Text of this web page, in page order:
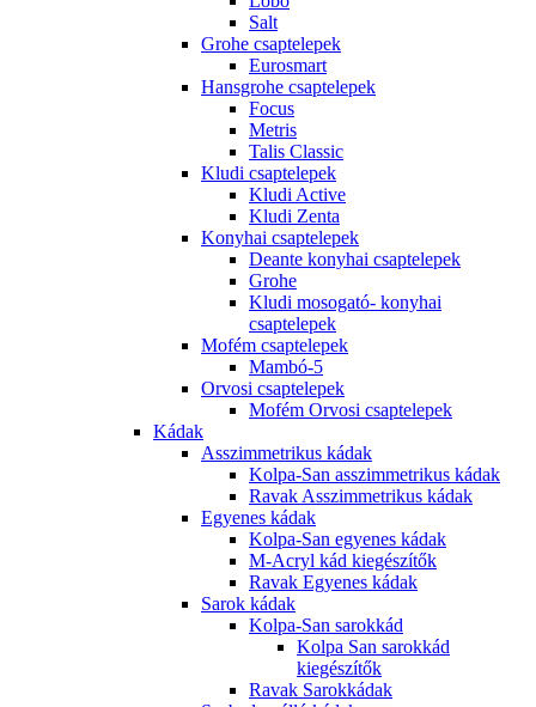
Salt
Grohe csaptelepek
Eurosmart
Hansgrohe csaptelepek
Focus
Metris
Talis Classic
Kludi csaptelepek
Kludi Active
Kludi Zenta
Konyhai csaptelepek
Deante konyhai csaptelepek
Grohe
Kludi mosogató- konyhai
csaptelepek
Mofém csaptelepek
Mambó-5
Orvosi csaptelepek
Mofém Orvosi csaptelepek
Kádak
Asszimmetrikus kádak
Kolpa-San asszimmetrikus kádak
Ravak Asszimmetrikus kádak
Egyenes kádak
Kolpa-San egyenes kádak
M-Acryl kád kiegészítők
Ravak Egyenes kádak
Sarok kádak
Kolpa-San sarokkád
Kolpa San sarokkád
kiegészítők
Ravak Sarokkádak